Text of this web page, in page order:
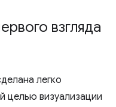
взгляда
легко
целью визуализации